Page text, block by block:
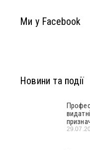
Ми у Facebook
Новини та події